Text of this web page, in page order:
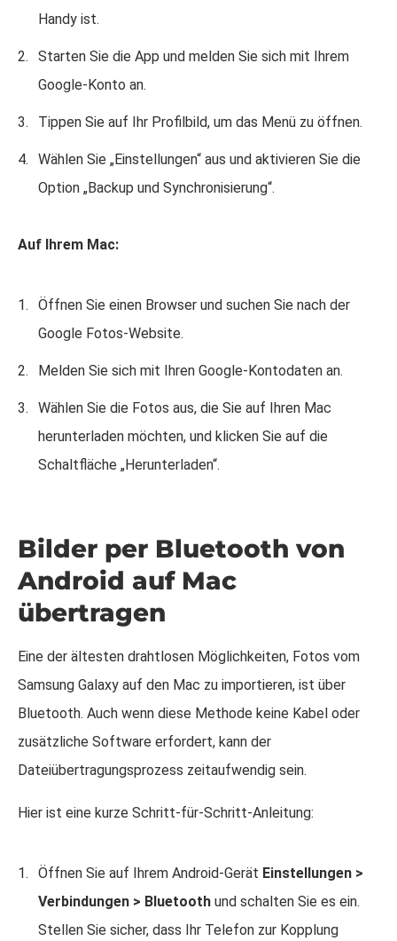
Handy ist.
Starten Sie die App und melden Sie sich mit Ihrem
Google-Konto an.
Tippen Sie auf Ihr Profilbild, um das Menü zu öffnen.
Wählen Sie „Einstellungen“ aus und aktivieren Sie die
Option „Backup und Synchronisierung“.
Auf Ihrem Mac:
Öffnen Sie einen Browser und suchen Sie nach der
Google Fotos-Website.
Melden Sie sich mit Ihren Google-Kontodaten an.
Wählen Sie die Fotos aus, die Sie auf Ihren Mac
herunterladen möchten, und klicken Sie auf die
Schaltfläche „Herunterladen“.
Bilder per Bluetooth von
Android auf Mac
übertragen
Eine der ältesten drahtlosen Möglichkeiten, Fotos vom
Samsung Galaxy auf den Mac zu importieren, ist über
Bluetooth. Auch wenn diese Methode keine Kabel oder
zusätzliche Software erfordert, kann der
Dateiübertragungsprozess zeitaufwendig sein.
Hier ist eine kurze Schritt-für-Schritt-Anleitung:
Öffnen Sie auf Ihrem Android-Gerät Einstellungen >
Verbindungen > Bluetooth und schalten Sie es ein.
Stellen Sie sicher, dass Ihr Telefon zur Kopplung